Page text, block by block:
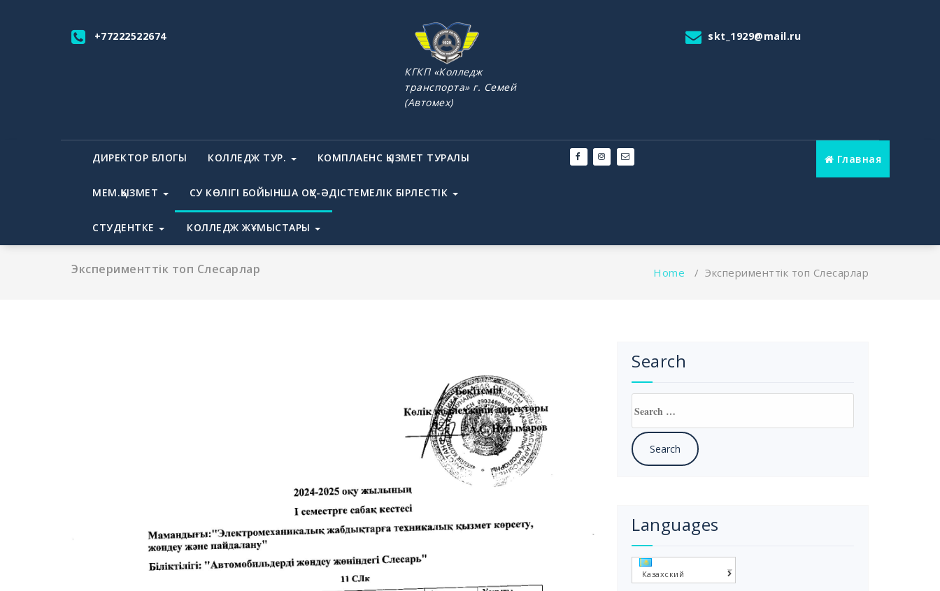
+77222522674
КГКП «Колледж
транспорта» г. Семей
(Автомех)
skt_1929@mail.ru
ДИРЕКТОР БЛОГЫ КОЛЛЕДЖ ТУР. КОМПЛАЕНС ҚЫЗМЕТ ТУРАЛЫ
МЕМ.ҚЫЗМЕТ СУ КӨЛІГІ БОЙЫНША ОҚУ-ӘДІСТЕМЕЛІК БІРЛЕСТІК
СТУДЕНТКЕ КОЛЛЕДЖ ЖҰМЫСТАРЫ
Главная
Эксперименттік топ Слесарлар Home / Эксперименттік топ Слесарлар
Search
for:
Languages
Казахский